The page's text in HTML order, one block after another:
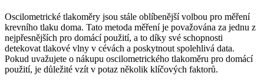
Oscilometrické tlakoměry jsou stále oblíbenější volbou pro měření
krevního tlaku doma. Tato metoda měření je považována za jednu z
nejpřesnějších pro domácí použití, a to díky své schopnosti
detekovat tlakové vlny v cévách a poskytnout spolehlivá data.
Pokud uvažujete o nákupu oscilometrického tlakoměru pro domácí
použití, je důležité vzít v potaz několik klíčových faktorů.